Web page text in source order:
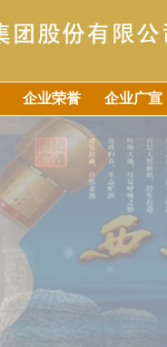
企业荣誉 企业广宣